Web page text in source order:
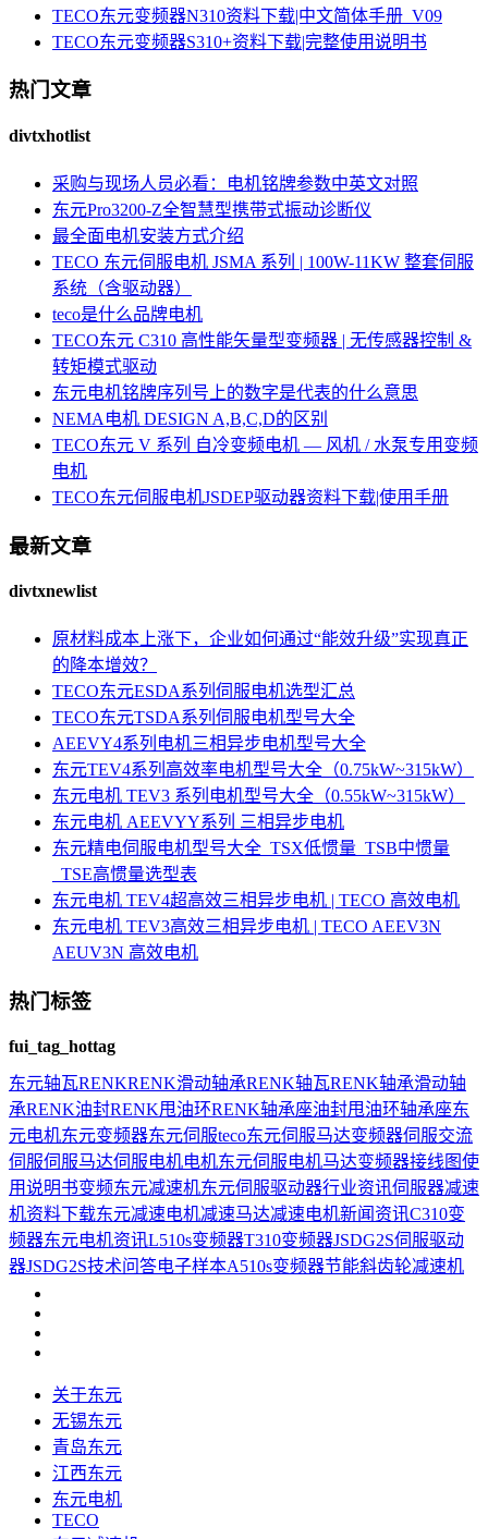
TECO东元变频器N310资料下载|中文简体手册_V09
TECO东元变频器S310+资料下载|完整使用说明书
热门文章
divtxhotlist
采购与现场人员必看：电机铭牌参数中英文对照
东元Pro3200-Z全智慧型携带式振动诊断仪
最全面电机安装方式介绍
TECO 东元伺服电机 JSMA 系列 | 100W-11KW 整套伺服
系统（含驱动器）
teco是什么品牌电机
TECO东元 C310 高性能矢量型变频器 | 无传感器控制 &
转矩模式驱动
东元电机铭牌序列号上的数字是代表的什么意思
NEMA电机 DESIGN A,B,C,D的区别
TECO东元 V 系列 自冷变频电机 — 风机 / 水泵专用变频
电机
TECO东元伺服电机JSDEP驱动器资料下载|使用手册
最新文章
divtxnewlist
原材料成本上涨下，企业如何通过“能效升级”实现真正
的降本增效？
TECO东元ESDA系列伺服电机选型汇总
TECO东元TSDA系列伺服电机型号大全
AEEVY4系列电机三相异步电机型号大全
东元TEV4系列高效率电机型号大全（0.75kW~315kW）
东元电机 TEV3 系列电机型号大全（0.55kW~315kW）
东元电机 AEEVYY系列 三相异步电机
东元精电伺服电机型号大全_TSX低惯量_TSB中惯量
_TSE高惯量选型表
东元电机 TEV4超高效三相异步电机 | TECO 高效电机
东元电机 TEV3高效三相异步电机 | TECO AEEV3N
AEUV3N 高效电机
热门标签
fui_tag_hottag
东元轴瓦RENKRENK滑动轴承RENK轴瓦RENK轴承滑动轴
承RENK油封RENK甩油环RENK轴承座油封甩油环轴承座东
元电机东元变频器东元伺服teco东元伺服马达变频器伺服交流
伺服伺服马达伺服电机电机东元伺服电机马达变频器接线图使
用说明书变频东元减速机东元伺服驱动器行业资讯伺服器减速
机资料下载东元减速电机减速马达减速电机新闻资讯C310变
频器东元电机资讯L510s变频器T310变频器JSDG2S伺服驱动
器JSDG2S技术问答电子样本A510s变频器节能斜齿轮减速机
关于东元
无锡东元
青岛东元
江西东元
东元电机
TECO